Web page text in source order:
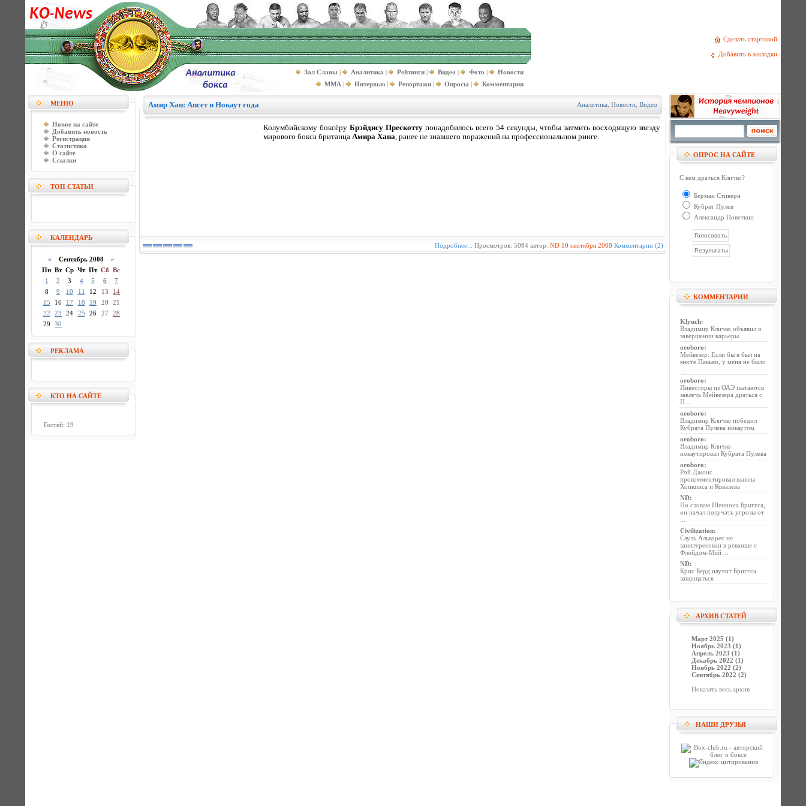
Сделать стартовой
Добавить в закладки
Зал Славы | Аналитика | Рейтинги | Видео | Фото |
Новости
MMA | Интервью | Репортажи | Опросы | Комментарии
МЕНЮ
Новое на сайте
Добавить новость
Регистрация
Статистика
О сайте
Ссылки
ТОП СТАТЬИ
КАЛЕНДАРЬ
« Сентябрь 2008 »
Пн Вт Ср Чт Пт Сб Вс
1
2 3 4 5 6
7
8
9 10 11 12 13
14
15
16 17 18 19 20
21
22
23 24 25 26 27
28
29
30
РЕКЛАМА
КТО НА САЙТЕ
Гостей: 19
Амир Хан: Апсет и Нокаут года Аналитика Новости Видео
Колумбийскому боксёру Брэйдису Прескотту понадобилось всего 54 секунды, чтобы затмить восходящую звезду
мирового бокса британца Амира Хана, ранее не знавшего поражений на профессиональном ринге.
Подробнее... Просмотров: 5094 автор: ND 10 сентября 2008 Комментарии (2)
ОПРОС НА САЙТЕ
С кем драться Кличко?
Берман Стиверн
Кубрат Пулев
Александр Поветкин
КОММЕНТАРИИ
Klyuch:
Владимир Кличко объявил о
завершении карьеры
oroboro:
Мейвезер: Если бы я был на
месте Пакьяо, у меня не было
oroboro:
Инвесторы из ОАЭ пытаются
завлечь Мейвезера драться с
П ...
oroboro:
Владимир Кличко победил
Кубрата Пулева нокаутом
oroboro:
Владимир Кличко
нокаутировал Кубрата Пулева
oroboro:
Рой Джонс
прокомментировал шансы
Хопкинса и Ковалева
ND:
По словам Шеннона Бриггса,
он начал получать угрозы от
Civilization:
Сауль Альварес не
заинтересован в реванше с
Флойдом-Мей ...
ND:
Крис Берд научит Бриггса
защищаться
АРХИВ СТАТЕЙ
Март 2025 (1)
Ноябрь 2023 (1)
Апрель 2023 (1)
Декабрь 2022 (1)
Ноябрь 2022 (2)
Сентябрь 2022 (2)
Показать весь архив
НАШИ ДРУЗЬЯ